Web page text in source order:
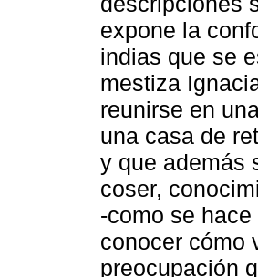
expone la
indias que se
mestiza
reunirse en
una casa de
y que además
coser,
-como se
conocer cómo
preocupación